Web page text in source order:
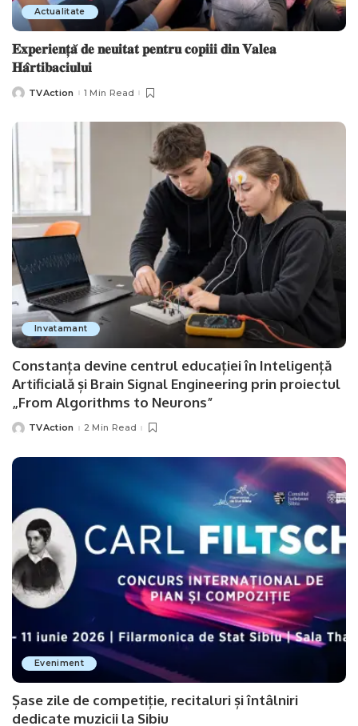
Actualitate
𝐄𝐱𝐩𝐞𝐫𝐢𝐞𝐧𝐭̦𝐚̆ 𝐝𝐞 𝐧𝐞𝐮𝐢𝐭𝐚𝐭 𝐩𝐞𝐧𝐭𝐫𝐮 𝐜𝐨𝐩𝐢𝐢𝐢 𝐝𝐢𝐧 𝐕𝐚𝐥𝐞𝐚
𝐇𝐚̂𝐫𝐭𝐢𝐛𝐚𝐜𝐢𝐮𝐥𝐮𝐢
PostedTVAction 1 Min Read
Invatamant
Constanța devine centrul educației în Inteligență
Artificială și Brain Signal Engineering prin proiectul
„From Algorithms to Neurons”
PostedTVAction 2 Min Read
Eveniment
Șase zile de competiție, recitaluri și întâlniri
dedicate muzicii la Sibiu